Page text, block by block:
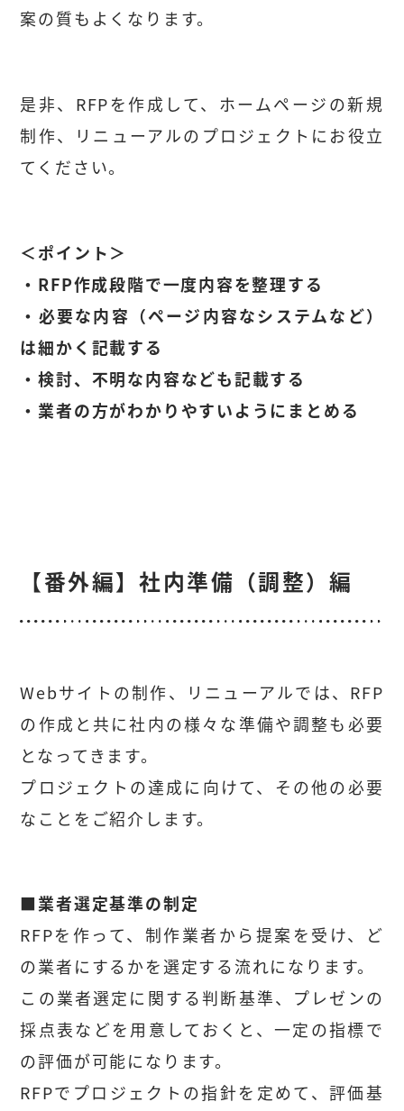
案の質もよくなります。
是非、RFPを作成して、ホームページの新規
制作、リニューアルのプロジェクトにお役立
てください。
＜ポイント＞
・RFP作成段階で一度内容を整理する
・必要な内容（ページ内容なシステムなど）
は細かく記載する
・検討、不明な内容なども記載する
・業者の方がわかりやすいようにまとめる
【番外編】社内準備（調整）編
Webサイトの制作、リニューアルでは、RFP
の作成と共に社内の様々な準備や調整も必要
となってきます。
プロジェクトの達成に向けて、その他の必要
なことをご紹介します。
■業者選定基準の制定
RFPを作って、制作業者から提案を受け、ど
の業者にするかを選定する流れになります。
この業者選定に関する判断基準、プレゼンの
採点表などを用意しておくと、一定の指標で
の評価が可能になります。
RFPでプロジェクトの指針を定めて、評価基